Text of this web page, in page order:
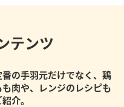
テンツ
番の手羽元だけでなく、鶏
も肉や、レンジのレシピも
紹介。